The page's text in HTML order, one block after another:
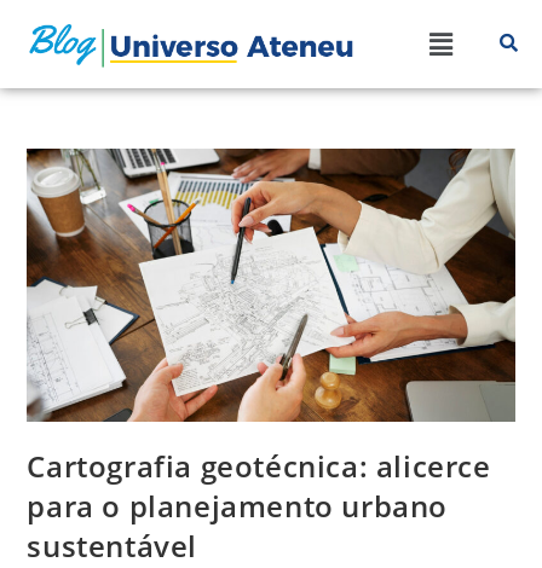
Cartografia geotécnica: alicerce
para o planejamento urbano
sustentável